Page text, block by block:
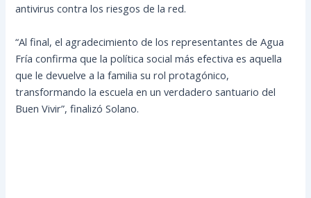
antivirus contra los riesgos de la red.
“Al final, el agradecimiento de los representantes de Agua
Fría confirma que la política social más efectiva es aquella
que le devuelve a la familia su rol protagónico,
transformando la escuela en un verdadero santuario del
Buen Vivir”, finalizó Solano.